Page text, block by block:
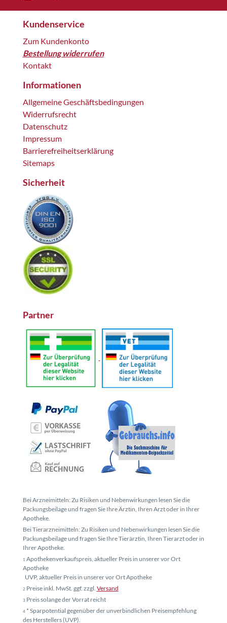
Kundenservice
Zum Kundenkonto
Bestellung widerrufen
Kontakt
Informationen
Allgemeine Geschäftsbedingungen
Widerrufsrecht
Datenschutz
Impressum
Barrierefreiheitserklärung
Sitemaps
Sicherheit
Partner
Bei Arzneimitteln: Zu Risiken und Nebenwirkungen lesen Sie die
Packungsbeilage und fragen Sie Ihre Ärztin, Ihren Arzt oder in Ihrer
Apotheke.
Bei Tierarzneimitteln: Zu Risiken und Nebenwirkungen lesen Sie die
Packungsbeilage und fragen Sie Ihre Tierärztin, Ihren Tierarzt oder in
Ihrer Apotheke.
1 Apothekenverkaufspreis, aktueller Preis in unserer vor Ort
Apotheke
UVP, aktueller Preis in unserer vor Ort Apotheke
2 Preise inkl. MwSt. ggf. zzgl. Versand
3Preis solange der Vorrat reicht
4* Sparpotential gegenüber der unverbindlichen Preisempfehlung
des Herstellers (UVP).